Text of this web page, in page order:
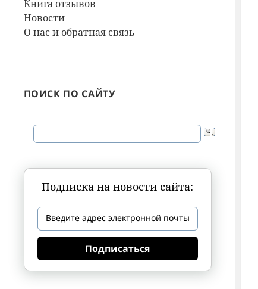
Книга отзывов
Новости
О нас и обратная связь
ПОИСК ПО САЙТУ
Подписка на новости сайта:
Подписаться